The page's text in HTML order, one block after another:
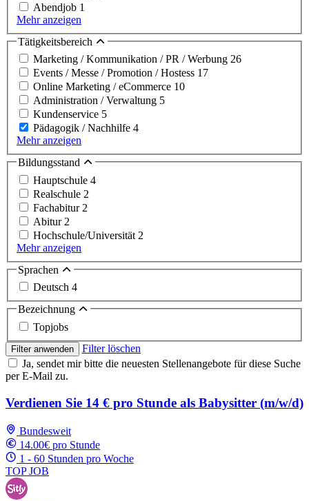
Abendjob 1
Mehr anzeigen
Tätigkeitsbereich
Marketing / Kommunikation / PR / Werbung 26
Events / Messe / Promotion / Hostess 17
Online Marketing / eCommerce 10
Administration / Verwaltung 5
Kundenservice 5
Pädagogik / Nachhilfe 4
Mehr anzeigen
Bildungsstand
Hauptschule 4
Realschule 2
Fachabitur 2
Abitur 2
Hochschule/Universität 2
Mehr anzeigen
Sprachen
Deutsch 4
Bezeichnung
Topjobs
Filter anwenden
Filter löschen
Ja, sendet mir bitte die neuesten Stellenangebote für diese Suche
per E-Mail zu.
Verdienen Sie 14 € pro Stunde als Babysitter (m/w/d)
Bundesweit
14.00€ pro Stunde
1 - 60 Stunden pro Woche
TOP JOB